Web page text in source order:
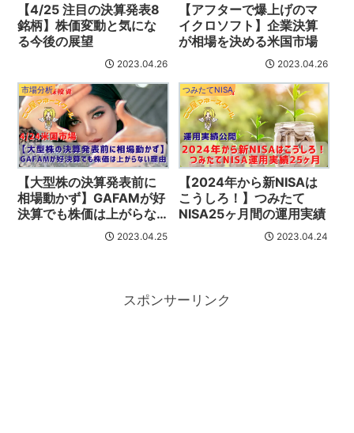
【4/25 注目の決算発表8
銘柄】株価変動と気にな
る今後の展望
2023.04.26
【アフターで爆上げのマ
イクロソフト】企業決算
が相場を決める米国市場
2023.04.26
市場分析
【大型株の決算発表前に
相場動かず】GAFAMが好
決算でも株価は上がらな
2023.04.25
つみたてNISA
【2024年から新NISAは
こうしろ！】つみたて
NISA25ヶ月間の運用実績
2023.04.24
スポンサーリンク